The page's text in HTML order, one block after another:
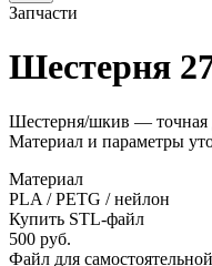
Запчасти
Шестерня
Шестерня/шкив — точная
Материал и параметры
Материал
PLA / PETG / нейлон
Купить STL-файл
500 руб.
Файл для